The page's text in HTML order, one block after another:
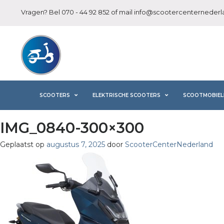
Vragen? Bel 070 - 44 92 852 of mail
SCOOTERS ELEKTRISCHE SCOOTERS
IMG_0840-300×300
Geplaatst op augustus 7, 2025 door ScooterCenterNederland